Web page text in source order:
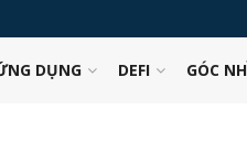
DỤNG DEFI GÓC